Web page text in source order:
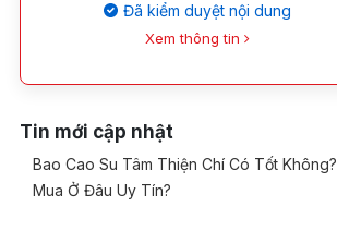
Đã kiểm duyệt nội dung
Xem thông tin
Tin mới cập nhật
Bao Cao Su Tâm Thiện Chí Có Tốt Không?
Mua Ở Đâu Uy Tín?